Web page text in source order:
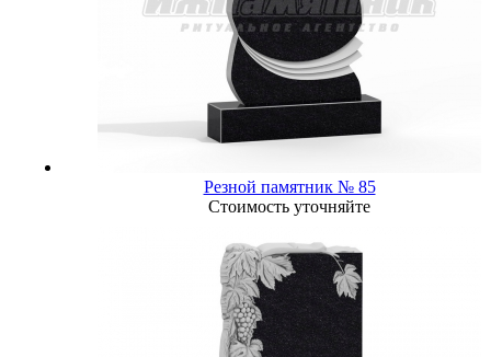
Резной памятник № 85
Стоимость уточняйте